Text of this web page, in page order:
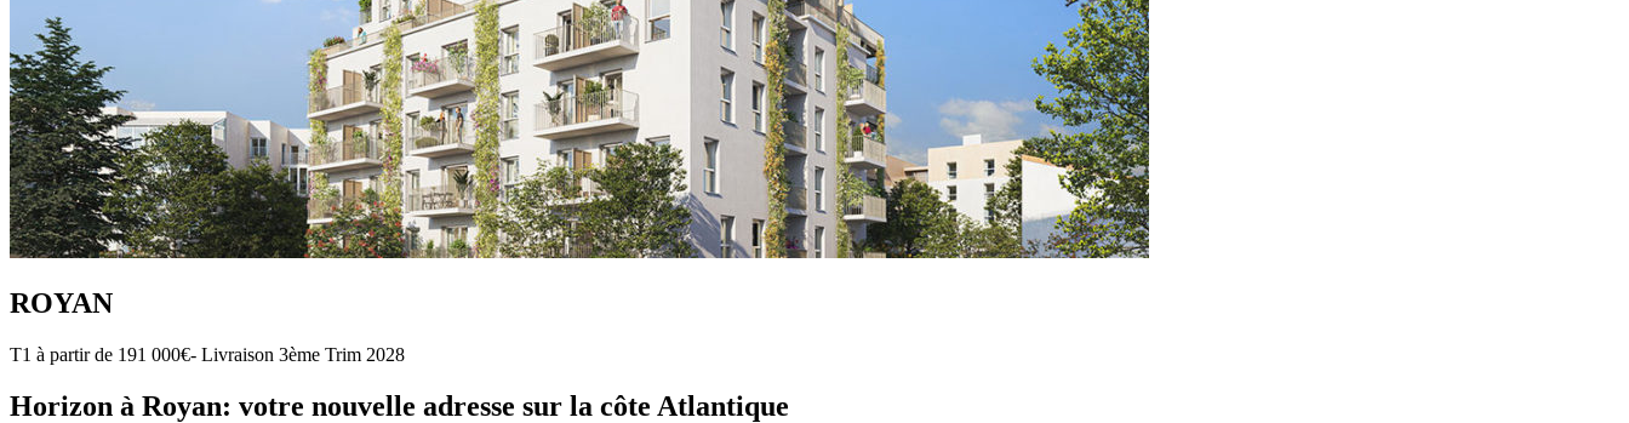
ROYAN
T1 à partir de 191 000€- Livraison 3ème Trim 2028
Horizon à Royan: votre nouvelle adresse sur la côte Atlantique